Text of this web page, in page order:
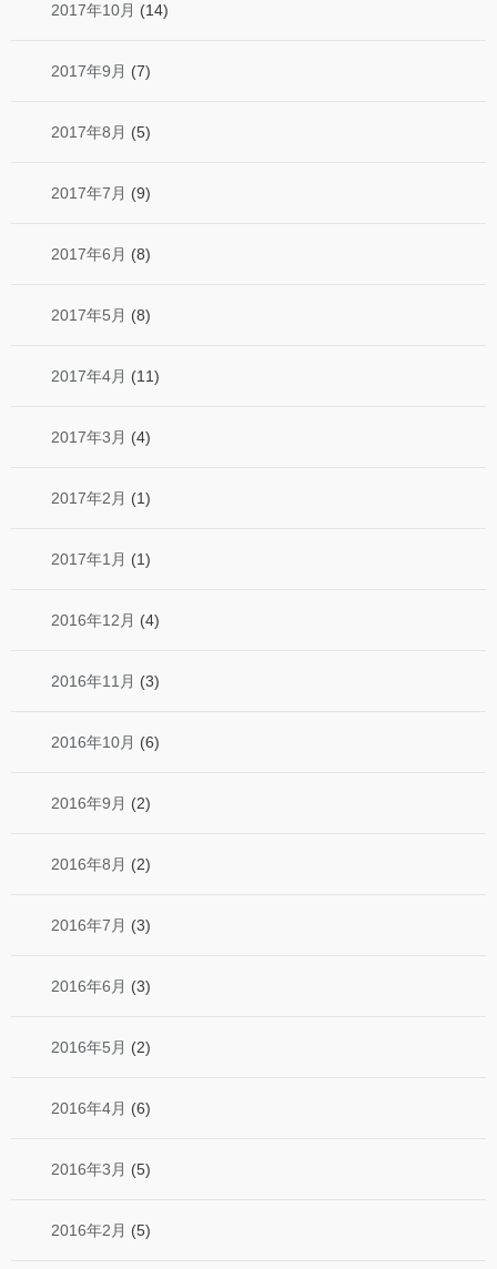
2017年10月 (14)
2017年9月 (7)
2017年8月 (5)
2017年7月 (9)
2017年6月 (8)
2017年5月 (8)
2017年4月 (11)
2017年3月 (4)
2017年2月 (1)
2017年1月 (1)
2016年12月 (4)
2016年11月 (3)
2016年10月 (6)
2016年9月 (2)
2016年8月 (2)
2016年7月 (3)
2016年6月 (3)
2016年5月 (2)
2016年4月 (6)
2016年3月 (5)
2016年2月 (5)